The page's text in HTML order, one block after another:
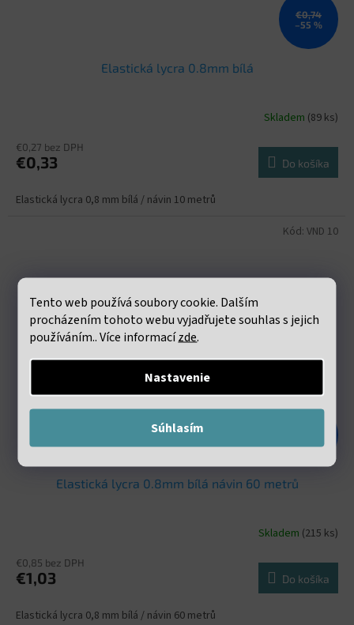
Tento web používá soubory cookie. Dalším
procházením tohoto webu vyjadřujete souhlas s jejich
používáním.. Více informacízde.
Nastavenie
Súhlasím
€0,74
–55 %
Elastická lycra 0.8mm bílá
Skladem (89 ks)
€0,27 bez DPH
€0,33 Do košíka
Elastická lycra 0,8 mm bílá / návin 10 metrů
Elastická lycra 0.8mm bílá návin 60 metrů
Skladem (215 ks)
€0,85 bez DPH
€1,03 Do košíka
Elastická lycra 0,8 mm bílá / návin 60 metrů
Kód: VND 10